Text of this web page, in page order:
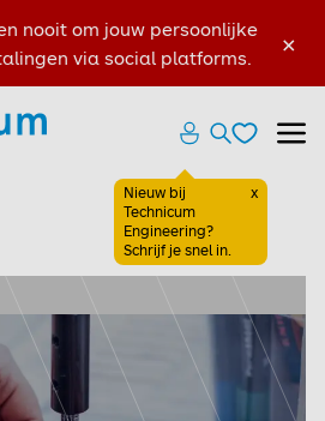
×
nooit om jouw persoonlijke
via social platforms.
Nieuw bij
Technicum
Engineering?
Schrijf je snel in.
x
Zoeken